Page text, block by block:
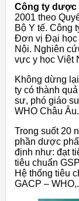
Công ty dược
2001 theo
Bộ Y tế. Công
Đơn vị Đại học
Nội. Nghiên
vực y học Việt
Không dừng
ty có thành
sư, phó giáo
WHO Châu Âu.
Trong suốt 20
phần dược
định như: đạt
tiêu chuẩn
Hệ thống tiêu
GACP –